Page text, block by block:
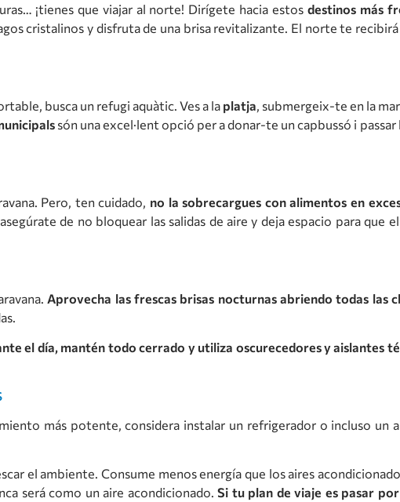
¡tienes que viajar al norte! Dirígete hacia estosdestinos más
cristalinos y disfruta de una brisa revitalizante. El norte te
busca un refugi aquàtic. Ves a la platja, submergeix-te en la
són una excel·lent opció per a donar-te un capbussó i passar
Pero, ten cuidado, no la sobrecargues con alimentos en
de no bloquear las salidas de aire y deja espacio para que
Aprovecha las frescas brisas nocturnas abriendo todas las
el día, mantén todo cerrado y utiliza oscurecedores y aislantes
más potente, considera instalar un refrigerador o incluso un
el ambiente. Consume menos energía que los aires
será como un aire acondicionado. Si tu plan de viaje es pasar